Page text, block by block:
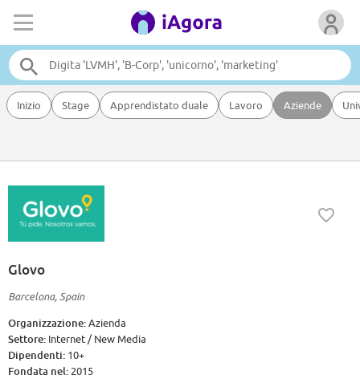
Inizio Stage Apprendistato duale Lavoro Aziende
Glovo
Barcelona, Spain
Organizzazione:Azienda
Settore: Internet / New Media
Dipendenti: 10+
Fondata nel: 2015